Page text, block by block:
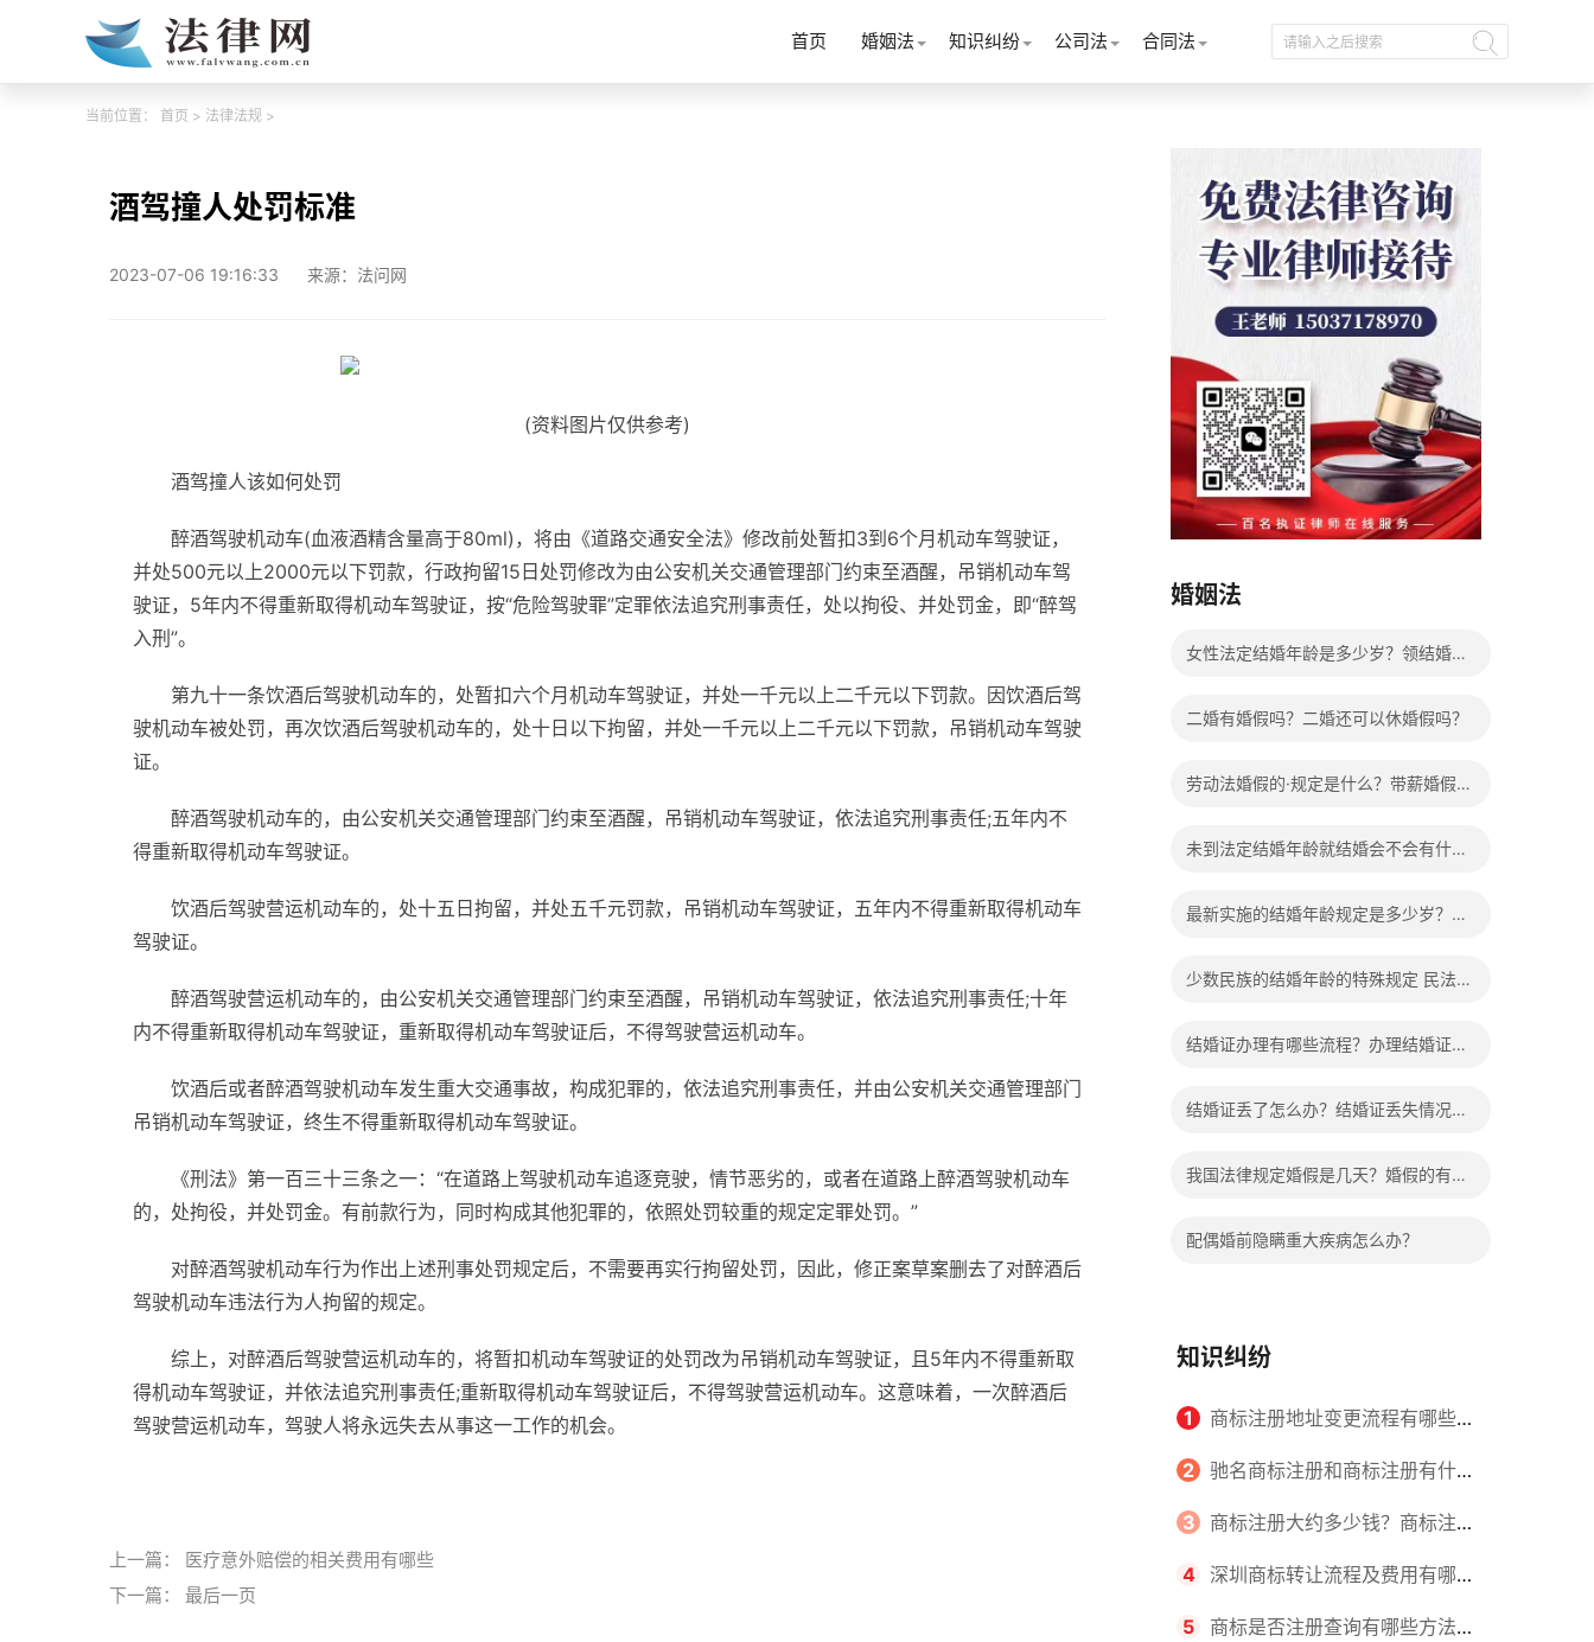
首页 婚姻法 知识纠纷 公司法 合同法
当前位置： 首页 > 法律法规 >
酒驾撞人处罚标准
2023-07-06 19:16:33 来源：法问网
(资料图片仅供参考)
酒驾撞人该如何处罚
醉酒驾驶机动车(血液酒精含量高于80ml)，将由《道路交通安全法》修改前处暂扣3到6个月机动车驾驶证，
并处500元以上2000元以下罚款，行政拘留15日处罚修改为由公安机关交通管理部门约束至酒醒，吊销机动车驾
驶证，5年内不得重新取得机动车驾驶证，按“危险驾驶罪”定罪依法追究刑事责任，处以拘役、并处罚金，即“醉驾
入刑”。
第九十一条饮酒后驾驶机动车的，处暂扣六个月机动车驾驶证，并处一千元以上二千元以下罚款。因饮酒后驾
驶机动车被处罚，再次饮酒后驾驶机动车的，处十日以下拘留，并处一千元以上二千元以下罚款，吊销机动车驾驶
证。
醉酒驾驶机动车的，由公安机关交通管理部门约束至酒醒，吊销机动车驾驶证，依法追究刑事责任;五年内不
得重新取得机动车驾驶证。
饮酒后驾驶营运机动车的，处十五日拘留，并处五千元罚款，吊销机动车驾驶证，五年内不得重新取得机动车
驾驶证。
醉酒驾驶营运机动车的，由公安机关交通管理部门约束至酒醒，吊销机动车驾驶证，依法追究刑事责任;十年
内不得重新取得机动车驾驶证，重新取得机动车驾驶证后，不得驾驶营运机动车。
饮酒后或者醉酒驾驶机动车发生重大交通事故，构成犯罪的，依法追究刑事责任，并由公安机关交通管理部门
吊销机动车驾驶证，终生不得重新取得机动车驾驶证。
《刑法》第一百三十三条之一：“在道路上驾驶机动车追逐竞驶，情节恶劣的，或者在道路上醉酒驾驶机动车
的，处拘役，并处罚金。有前款行为，同时构成其他犯罪的，依照处罚较重的规定定罪处罚。”
对醉酒驾驶机动车行为作出上述刑事处罚规定后，不需要再实行拘留处罚，因此，修正案草案删去了对醉酒后
驾驶机动车违法行为人拘留的规定。
综上，对醉酒后驾驶营运机动车的，将暂扣机动车驾驶证的处罚改为吊销机动车驾驶证，且5年内不得重新取
得机动车驾驶证，并依法追究刑事责任;重新取得机动车驾驶证后，不得驾驶营运机动车。这意味着，一次醉酒后
驾驶营运机动车，驾驶人将永远失去从事这一工作的机会。
上一篇： 医疗意外赔偿的相关费用有哪些
下一篇： 最后一页
婚姻法
女性法定结婚年龄是多少岁？领结婚证
二婚有婚假吗？二婚还可以休婚假吗？
劳动法婚假的·规定是什么？带薪婚假工
未到法定结婚年龄就结婚会不会有什么
最新实施的结婚年龄规定是多少岁？法
少数民族的结婚年龄的特殊规定 民法典
结婚证办理有哪些流程？办理结婚证有
结婚证丢了怎么办？结婚证丢失情况有
我国法律规定婚假是几天？婚假的有关
配偶婚前隐瞒重大疾病怎么办？
知识纠纷
1 商标注册地址变更流程有哪些？
怎么提交申请书件？
2 驰名商标注册和商标注册有什么
区别？
3 商标注册大约多少钱？商标注册
查询的方式有哪些？
4 深圳商标转让流程及费用有哪些
要求？商标转让所需时间是多久？
5 商标是否注册查询有哪些方法？